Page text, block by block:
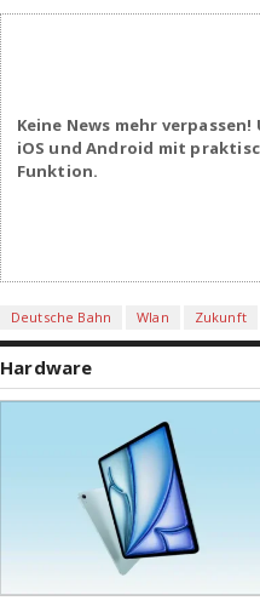
Keine News mehr
iOS und Android mit
Funktion.
Deutsche Bahn Wlan Zukunft
Hardware